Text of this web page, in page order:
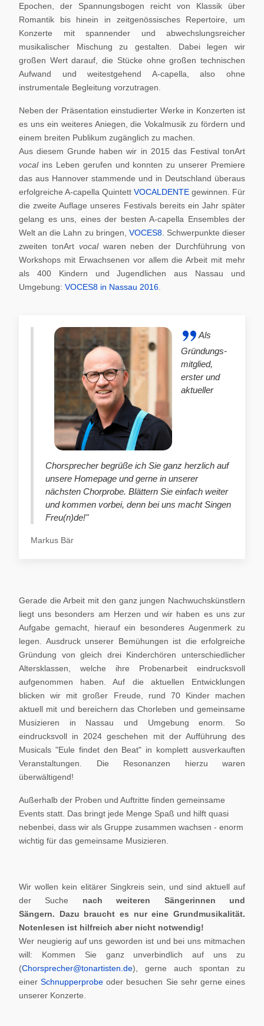
Epochen, der Spannungsbogen reicht von Klassik über
Romantik bis hinein in zeitgenössisches Repertoire, um
Konzerte mit spannender und abwechslungsreicher
musikalischer Mischung zu gestalten. Dabei legen wir
großen Wert darauf, die Stücke ohne großen technischen
Aufwand und weitestgehend A-capella, also ohne
instrumentale Begleitung vorzutragen.
Neben der Präsentation einstudierter Werke in Konzerten ist
es uns ein weiteres Aniegen, die Vokalmusik zu fördern und
einem breiten Publikum zugänglich zu machen.
Aus diesem Grunde haben wir in 2015 das Festival tonArt
vocal ins Leben gerufen und konnten zu unserer Premiere
das aus Hannover stammende und in Deutschland überaus
erfolgreiche A-capella Quintett VOCALDENTE gewinnen. Für
die zweite Auflage unseres Festivals bereits ein Jahr später
gelang es uns, eines der besten A-capella Ensembles der
Welt an die Lahn zu bringen, VOCES8. Schwerpunkte dieser
zweiten tonArt vocalwaren neben der Durchführung von
Workshops mit Erwachsenen vor allem die Arbeit mit mehr
als 400 Kindern und Jugendlichen aus Nassau und
Umgebung: VOCES8 in Nassau 2016
Als
Gründungs-
mitglied,
erster und
aktueller
Chorsprecher begrüße ich Sie ganz herzlich auf
unsere Homepage und gerne in unserer
nächsten Chorprobe. Blättern Sie einfach weiter
und kommen vorbei, denn bei uns macht Singen
Freu(n)de!"
Markus Bär
Gerade die Arbeit mit den ganz jungen Nachwuchskünstlern
liegt uns besonders am Herzen und wir haben es uns zur
Aufgabe gemacht, hierauf ein besonderes Augenmerk zu
legen. Ausdruck unserer Bemühungen ist die erfolgreiche
Gründung von gleich drei Kinderchören unterschiedlicher
Altersklassen, welche ihre Probenarbeit eindrucksvoll
aufgenommen haben. Auf die aktuellen Entwicklungen
blicken wir mit großer Freude, rund 70 Kinder machen
aktuell mit und bereichern das Chorleben und gemeinsame
Musizieren in Nassau und Umgebung enorm. So
eindrucksvoll in 2024 geschehen mit der Aufführung des
Musicals "Eule findet den Beat" in komplett ausverkauften
Veranstaltungen. Die Resonanzen hierzu waren
überwältigend!
Außerhalb der Proben und Auftritte finden gemeinsame
Events statt. Das bringt jede Menge Spaß und hilft quasi
nebenbei, dass wir als Gruppe zusammen wachsen - enorm
wichtig für das gemeinsame Musizieren.
Wir wollen kein elitärer Singkreis sein, und sind aktuell auf
der Suche nach weiteren Sängerinnen und
Sängern. Dazu braucht es nur eine Grundmusikalität.
Notenlesen ist hilfreich aber nicht notwendig!
Wer neugierig auf uns geworden ist und bei uns mitmachen
will: Kommen Sie ganz unverbindlich auf uns zu
(Chorsprecher@tonartisten.de), gerne auch spontan zu
einerSchnupperprobe oder besuchen Sie sehr gerne eines
unserer Konzerte.